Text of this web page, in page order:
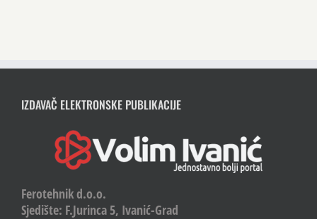
IZDAVAČ ELEKTRONSKE PUBLIKACIJE
Ferotehnik d.o.o.
Sjedište: F.Jurinca 5, Ivanić-Grad